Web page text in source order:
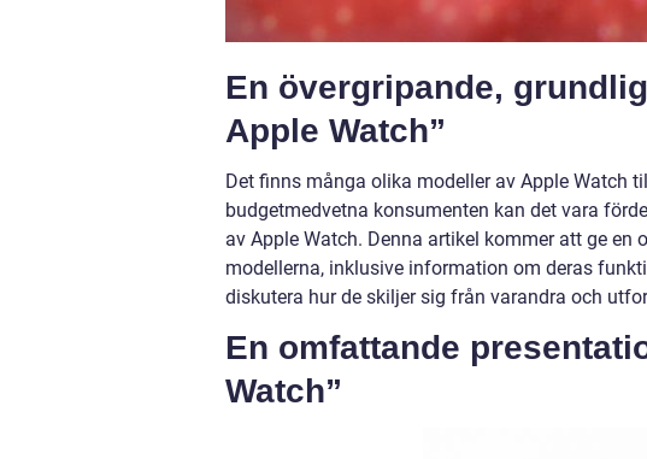
En övergripande,
Apple Watch”
Det finns många olika modeller av Apple Watch
budgetmedvetna konsumenten kan det vara
av Apple Watch. Denna artikel kommer att ge
modellerna, inklusive information om deras
diskutera hur de skiljer sig från varandra och
En omfattande
Watch”